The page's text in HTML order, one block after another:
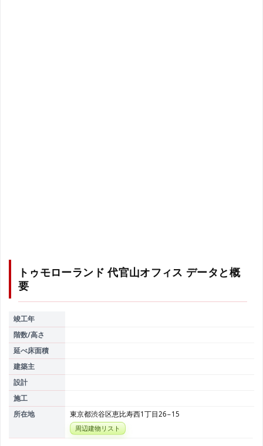
トゥモローランド 代官山オフィス データと概
要
竣工年
階数/高さ
延べ床面積
建築主
設計
施工
所在地
東京都渋谷区恵比寿西1丁目26−15
周辺建物リスト